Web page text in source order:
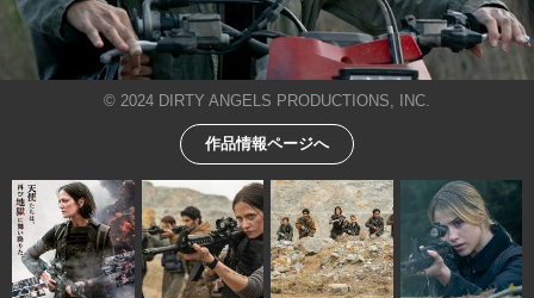
© 2024 DIRTY ANGELS PRODUCTIONS, INC.
作品情報ページへ